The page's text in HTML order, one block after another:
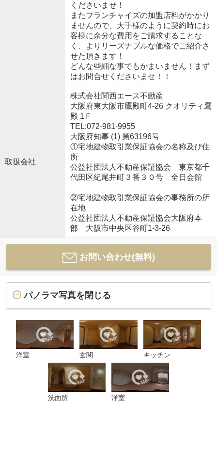
くださいませ！
またフランチャイズの加盟店料がかかり
ませんので、大手様のように契約時にお
客様に余分な費用をご請求することな
く、よりリーズナブルな価格でご紹介さ
せた頂きます！
どんな些細な事でもかまいません！まず
はお問合せくださいませ！！
取扱会社
株式会社関西エース不動産
大阪府東大阪市鷹殿町4-26 クオリティ鷹
殿 1Ｆ
TEL:072-981-9955
大阪府知事 (1) 第63196号
①宅地建物取引業保証協会の名称及び住
所
公益社団法人不動産保証協会 東京都千
代田区紀尾井町３番３０号 全日会館
②宅地建物取引業保証協会の事務所の所
在地
公益社団法人不動産保証協会大阪府本
部 大阪市中央区谷町1-3-26
お問い合わせ(無料)
パノラマ写真を閉じる
洋室 玄関 キッチン
洗面所 洋室